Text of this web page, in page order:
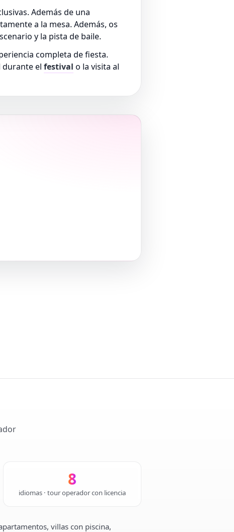
Además de una
a la mesa. Además, os
y la pista de baile.
completa de fiesta.
durante el festival o la visita al
8
idiomas · tour operador con licencia
villas con piscina,